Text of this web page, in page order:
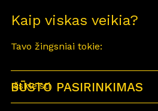
Kaip viskas veikia?
Tavo žingsniai tokie:
Išskleisti
BŪSTO PASIRINKIMAS